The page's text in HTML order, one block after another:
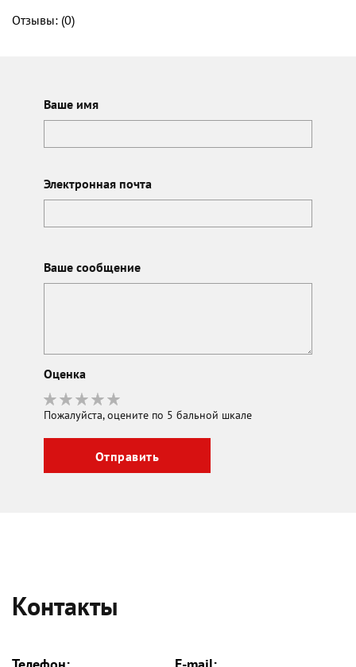
Отзывы: (0)
Ваше имя
Электронная почта
Ваше сообщение
Оценка
Пожалуйста, оцените по 5 бальной шкале
Контакты